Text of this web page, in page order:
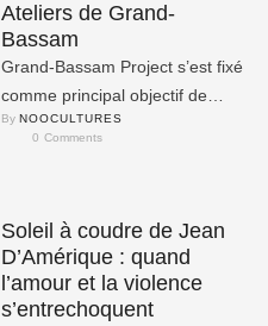
Ateliers de Grand-
Bassam
Grand-Bassam Project s’est fixé
comme principal objectif de
contribuer à l’émergence d’une
By NOOCULTURES
0 Comments
Soleil à coudre de Jean
D’Amérique : quand
l’amour et la violence
s’entrechoquent